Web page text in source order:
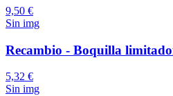
9,50 €
Sin img
Recambio - Boquilla
5,32 €
Sin img